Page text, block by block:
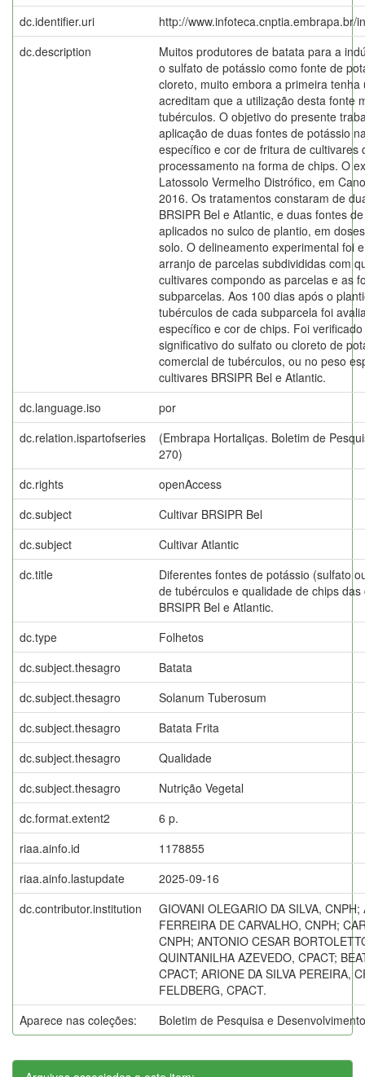
dc.identifier.uri
http://www.infoteca.cnptia.embrapa.br/
dc.description
Muitos produtores de batata para a
o sulfato de potássio como fonte de
cloreto, muito embora a primeira tenha
acreditam que a utilização desta fonte
tubérculos. O objetivo do presente
aplicação de duas fontes de potássio
específico e cor de fritura de cultivares
processamento na forma de chips. O
Latossolo Vermelho Distrófico, em
2016. Os tratamentos constaram de
BRSIPR Bel e Atlantic, e duas fontes
aplicados no sulco de plantio, em
solo. O delineamento experimental foi
arranjo de parcelas subdivididas com
cultivares compondo as parcelas e as
subparcelas. Aos 100 dias após o
tubérculos de cada subparcela foi
específico e cor de chips. Foi
significativo do sulfato ou cloreto de
comercial de tubérculos, ou no peso
cultivares BRSIPR Bel e Atlantic.
dc.language.iso
por
dc.relation.ispartofseries
(Embrapa Hortaliças. Boletim de
270)
dc.rights
openAccess
dc.subject
Cultivar BRSIPR Bel
dc.subject
Cultivar Atlantic
dc.title
Diferentes fontes de potássio (sulfato
de tubérculos e qualidade de chips
BRSIPR Bel e Atlantic.
dc.type
Folhetos
dc.subject.thesagro
Batata
dc.subject.thesagro
Solanum Tuberosum
dc.subject.thesagro
Batata Frita
dc.subject.thesagro
Qualidade
dc.subject.thesagro
Nutrição Vegetal
dc.format.extent2
6 p.
riaa.ainfo.id
1178855
riaa.ainfo.lastupdate
2025-09-16
dc.contributor.institution
GIOVANI OLEGARIO DA SILVA,
FERREIRA DE CARVALHO, CNPH;
CNPH; ANTONIO CESAR
QUINTANILHA AZEVEDO, CPACT;
CPACT; ARIONE DA SILVA PEREIRA,
FELDBERG, CPACT.
Aparece nas coleções:
Boletim de Pesquisa e